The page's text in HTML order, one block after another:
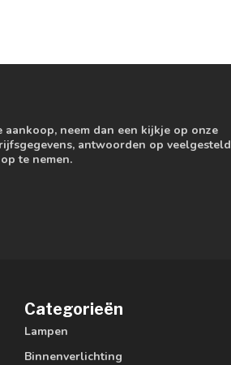
neem dan een kijkje op onze
antwoorden op
te nemen.
Categorieën
Lampen
Binnenverlichting